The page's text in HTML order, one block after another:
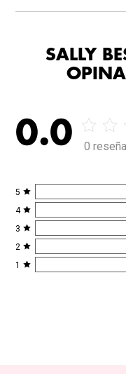
SALLY
0.0 0
5
4
3
2
1